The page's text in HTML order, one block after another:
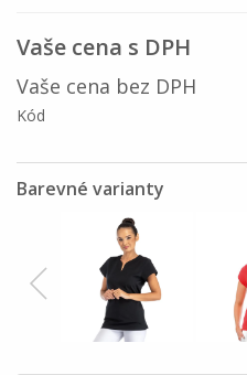
Vaše cena s DPH
Vaše cena bez DPH
Kód
Barevné varianty